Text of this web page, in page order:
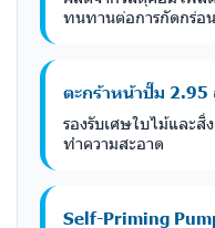
ทนทานต่อการกัดกร่อน
ตะกร้าหน้าปั๊ม 2.95
รองรับเศษใบไม้และสิ่
ทำความสะอาด
Self-Priming